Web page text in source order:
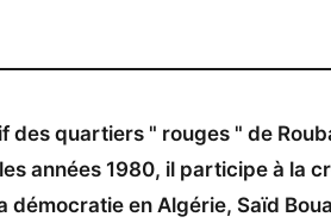
des quartiers " rouges " de
années 1980, il participe à la
en Algérie, Saïd